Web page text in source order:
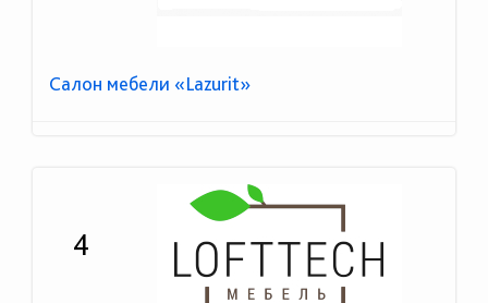
Салон мебели «Lazurit»
4